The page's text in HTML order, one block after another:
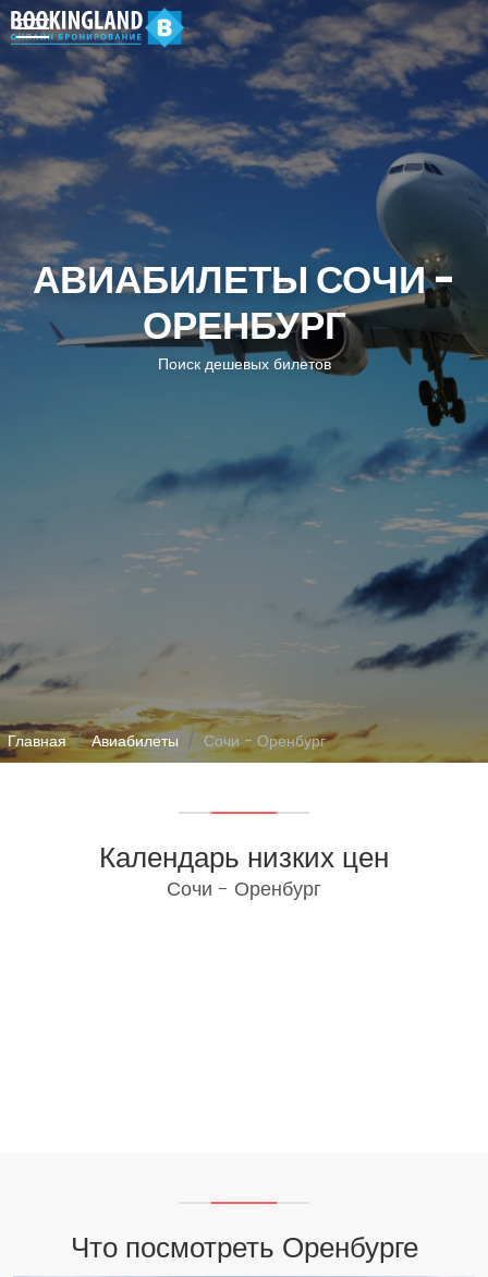
АВИАБИЛЕТЫ СОЧИ -
ОРЕНБУРГ
Поиск дешевых билетов
Главная Авиабилеты Сочи - Оренбург
Календарь низких цен
Сочи - Оренбург
Что посмотреть Оренбурге